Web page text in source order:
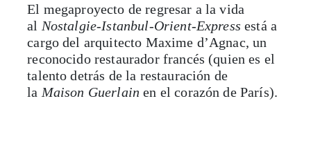
El megaproyecto de regresar a la vida
al Nostalgie-Istanbul-Orient-Expressestá a
cargo del arquitecto Maxime d’Agnac, un
reconocido restaurador francés (quien es el
talento detrás de la restauración de
la Maison Guerlain en el corazón de París).